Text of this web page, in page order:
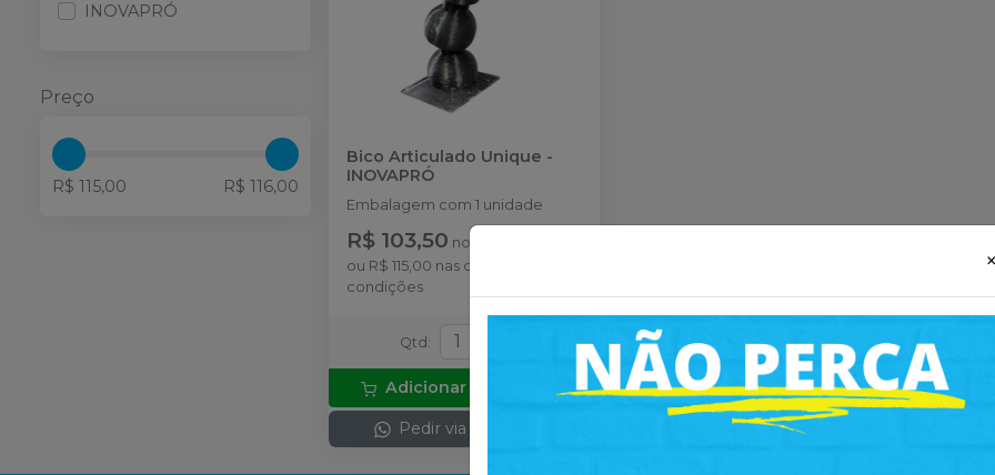
INOVAPRÓ
Preço
R$ 115,00 R$ 116,00
Bico Articulado Unique -
INOVAPRÓ
Embalagem com 1 unidade
R$ 103,50 no
ou R$ 115,00 nas demais
condições
Qtd:
Adicionar ao carrinho
Pedir via Whatsapp